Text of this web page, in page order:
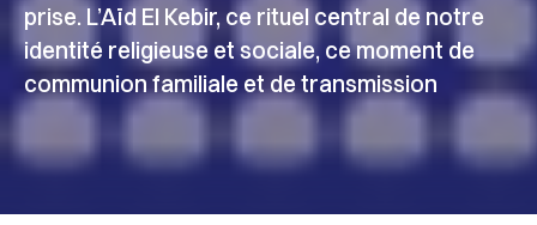
prise. L’Aïd El Kebir, ce rituel central de notre
identité religieuse et sociale, ce moment de
communion familiale et de transmission